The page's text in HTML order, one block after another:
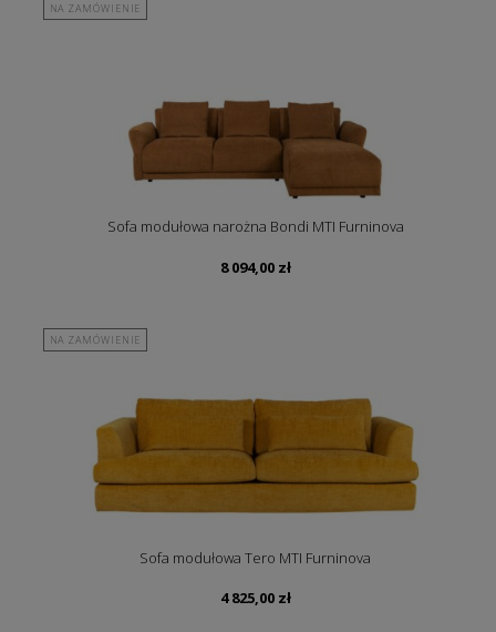
NA ZAMÓWIENIE
Sofa modułowa narożna Bondi MTI Furninova
8 094,00 zł
NA ZAMÓWIENIE
Sofa modułowa Tero MTI Furninova
4 825,00 zł